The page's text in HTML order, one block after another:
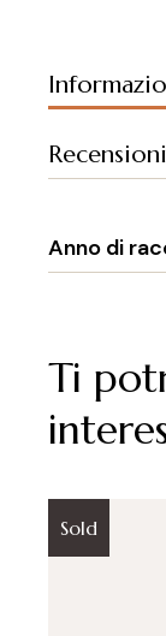
Anno di
Ti
Sold